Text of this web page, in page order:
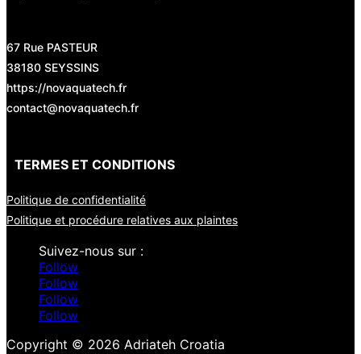
67 Rue PASTEUR
38180 SEYSSINS
https://novaquatech.fr
contact@novaquatech.fr
TERMES ET CONDITIONS
Politique de confidentialité
Politique et procédure relatives aux plaintes
Follow
Follow
Follow
Follow
Copyright © 2026 Adriateh Croatia